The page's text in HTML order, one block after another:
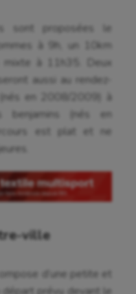
sont proposées le
à 9h, un 10km
à 11h35. Deux
aussi au rendez-
en 2008/2009) à
(nés en
est plat et ne
ville
d’une petite et